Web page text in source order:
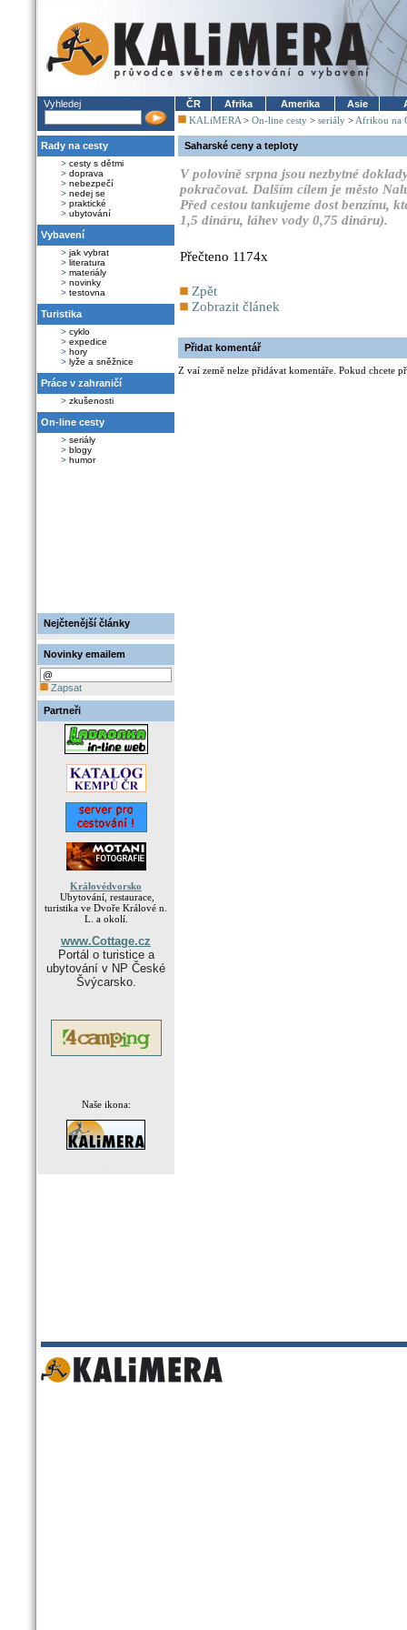
Vyhledej
Rady na cesty
> cesty s dětmi
> doprava
> nebezpečí
> nedej se
> praktické
> ubytování
Vybavení
> jak vybrat
> literatura
> materiály
> novinky
> testovna
Turistika
> cyklo
> expedice
> hory
> lyže a sněžnice
Práce v zahraničí
> zkušenosti
On-line cesty
> seriály
> blogy
> humor
Nejčtenější články
Novinky emailem
Zapsat
Partneři
Královédvorsko
Ubytování, restaurace,
turistika ve Dvoře Králové n.
L. a okolí.
www.Cottage.cz
Portál o turistice a
ubytování v NP České
Švýcarsko.
Naše ikona:
ČR Afrika Amerika Asie
KALiMERA > On-line cesty > seriály > Afrikou na
Saharské ceny a teploty
V polovině srpna jsou nezbytné
pokračovat. Dalším cílem je město
Před cestou tankujeme dost benzínu,
1,5 dináru, láhev vody 0,75 dináru).
Přečteno 1174x
Zpět
Zobrazit článek
Přidat komentář
Z vaí země nelze přidávat komentáře. Pokud chcete